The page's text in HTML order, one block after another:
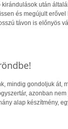
után
és megújult
távon is előnyös
mindig gondoljuk át,
azonban
alap készítmény,